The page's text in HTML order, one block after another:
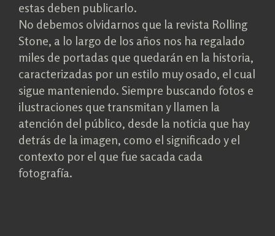
estas deben publicarlo.
No debemos olvidarnos que la revista Rolling
Stone, a lo largo de los años nos ha regalado
miles de portadas que quedarán en la historia,
caracterizadas por un estilo muy osado, el cual
sigue manteniendo. Siempre buscando fotos e
ilustraciones que transmitan y llamen la
atención del público, desde la noticia que hay
detrás de la imagen, como el significado y el
contexto por el que fue sacada cada
fotografía.